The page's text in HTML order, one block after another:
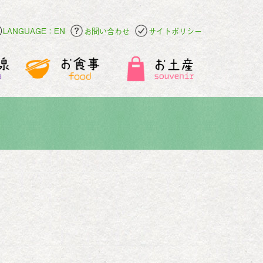
LANGUAGE：EN お問い合わせ サイトポリシー